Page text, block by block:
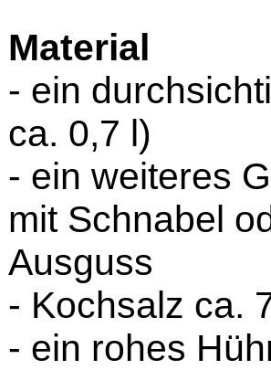
Material
- ein
ca. 0,7 l)
- ein weiteres
mit Schnabel
Ausguss
- Kochsalz ca.
- ein rohes